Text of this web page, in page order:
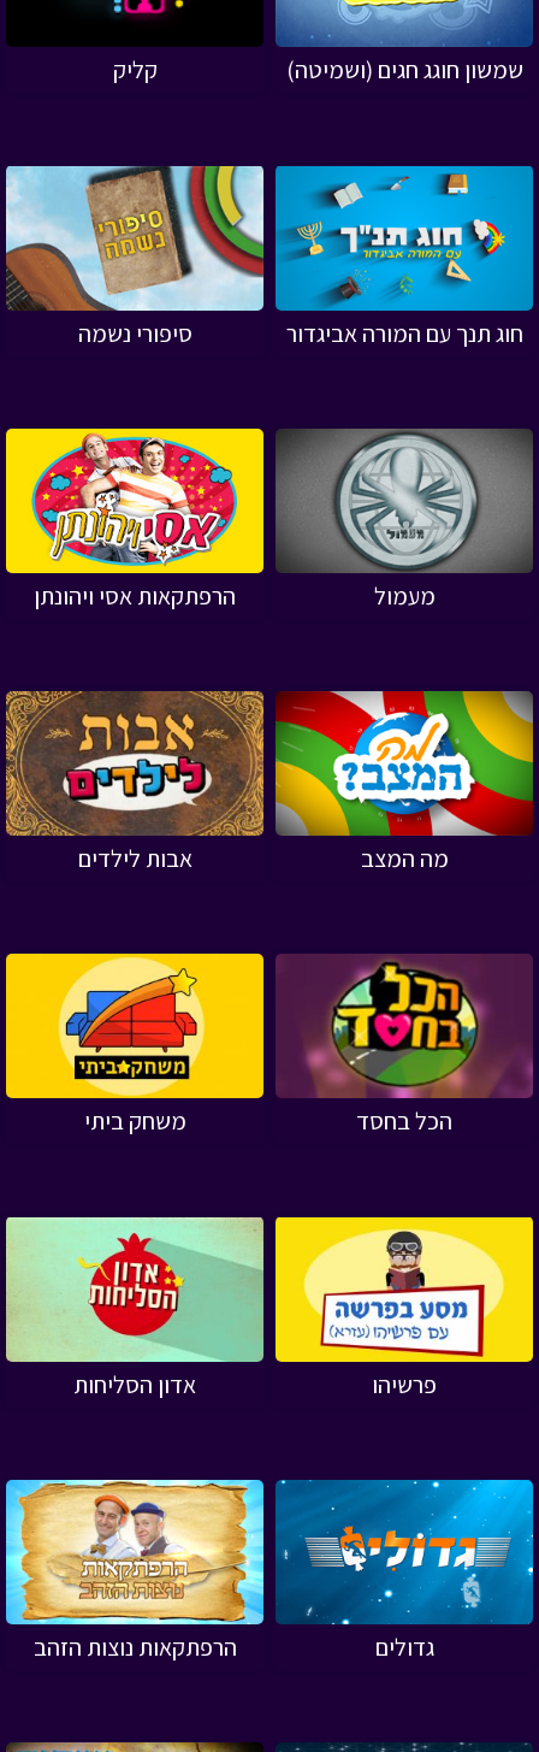
שמשון חוגג חגים (ושמיטה) קליק
חוג תנך עם המורה אביגדור סיפורי נשמה
מעמול הרפתקאות אסי ויהונתן
מה המצב אבות לילדים
הכל בחסד משחק ביתי
פרשיהו אדון הסליחות
גדולים הרפתקאות נוצות הזהב